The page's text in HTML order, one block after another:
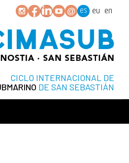
es eu en
CICLO INTERNACIONAL DE
DE SAN SEBASTIÁN